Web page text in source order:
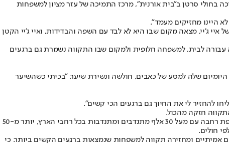
בחולי סרטן ב"בית אורנית", מרכז התמיכה של עזר מציון למשפחות
היינו מחזיקים מעמד".
ג’יי, מצאה מקום שבו היא לא לבד עם השפה והבדידות, ואיי ג'יי הקטן
עבורה לבית, למשפחה חלופית ולמקום שבו התקווה נשמרת גם ברגעים
את היומיום שלה למסע של כאבים, חולשה ונשירת שיער. "בכיתי כשהשיער
להחזיר לי את החיוך גם ברגעים הכי קשים".
חזקה מהכול.
מאות משפחות כמו משפחת סמוס וגאיה פוגשות את עזר מציון בדיוק ברגעים שבהם הקרקע נשמטת תחת רגליהן. מאז 1979 מעניקה העמותה מעטפת רחבה עם מעל 30 אלף מתנדבים ומתנדבות בכל רחבי הארץ, יותר מ-50
חולים.
ומחזירה תקווה למשפחות שנמצאות ברגעים הקשים ביותר. כי